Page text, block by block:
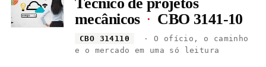
mecânicos · CBO 3141-10
CBO 314110
· O ofício, o caminho
e o mercado em uma só leitura